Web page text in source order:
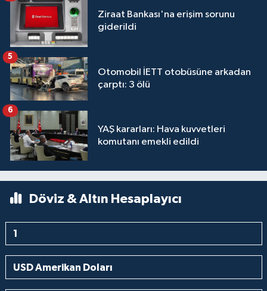
Ziraat Bankası'na erişim sorunu
giderildi
Otomobil İETT otobüsüne arkadan
çarptı: 3 ölü
5
YAŞ kararları: Hava kuvvetleri
komutanı emekli edildi
6
Döviz & Altın Hesaplayıcı